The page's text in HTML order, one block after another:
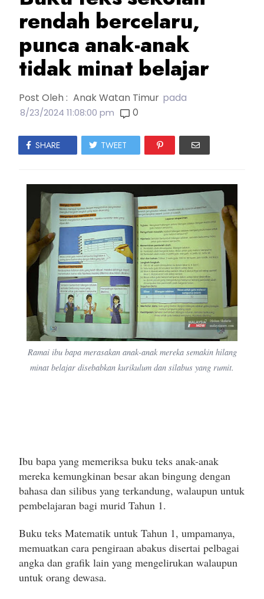
rendah bercelaru,
punca anak-anak
tidak minat belajar
Post Oleh : Anak Watan Timur pada
8/23/2024 11:08:00 pm 0
SHARE TWEET
Ramai ibu bapa merasakan anak-anak mereka semakin hilang
minat belajar disebabkan kurikulum dan silabus yang rumit.
Ibu bapa yang memeriksa buku teks anak-anak
mereka kemungkinan besar akan bingung dengan
bahasa dan silibus yang terkandung, walaupun untuk
pembelajaran bagi murid Tahun 1.
Buku teks Matematik untuk Tahun 1, umpamanya,
memuatkan cara pengiraan abakus disertai pelbagai
angka dan grafik lain yang mengelirukan walaupun
untuk orang dewasa.